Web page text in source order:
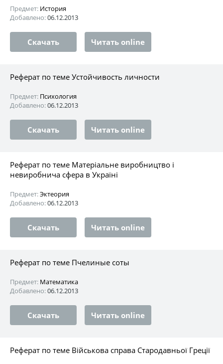
Предмет: История
Добавлено:06.12.2013
Скачать Читать online
Реферат по теме Устойчивость личности
Предмет: Психология
Добавлено:06.12.2013
Скачать Читать online
Реферат по теме Матеріальне виробництво і
невиробнича сфера в Україні
Предмет:Эктеория
Добавлено:06.12.2013
Скачать Читать online
Реферат по теме Пчелиные соты
Предмет: Математика
Добавлено:06.12.2013
Скачать Читать online
Реферат по теме Військова справа Стародавньої Греції